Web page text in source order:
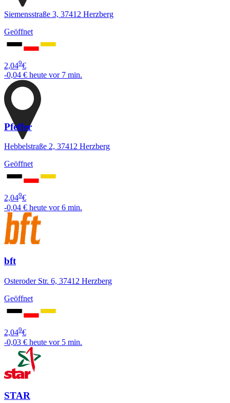
Siemensstraße 3, 37412 Herzberg
Geöffnet
2,049€
-0,04 € heute vor 7 min.
Pfeffer
Hebbelstraße 2, 37412 Herzberg
Geöffnet
2,049€
-0,04 € heute vor 6 min.
bft
Osteroder Str. 6, 37412 Herzberg
Geöffnet
2,049€
-0,03 € heute vor 5 min.
STAR